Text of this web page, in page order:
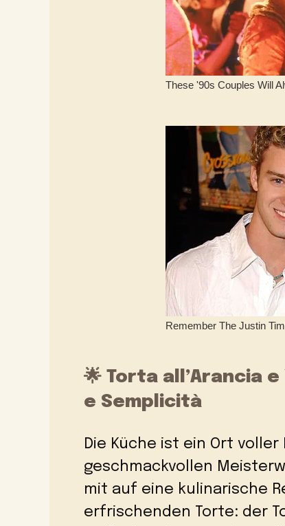
🌟 Torta all’Arancia
e Semplicità
Die Küche ist ein Ort
geschmackvollen
mit auf eine kulinarische
erfrischenden Torte: der